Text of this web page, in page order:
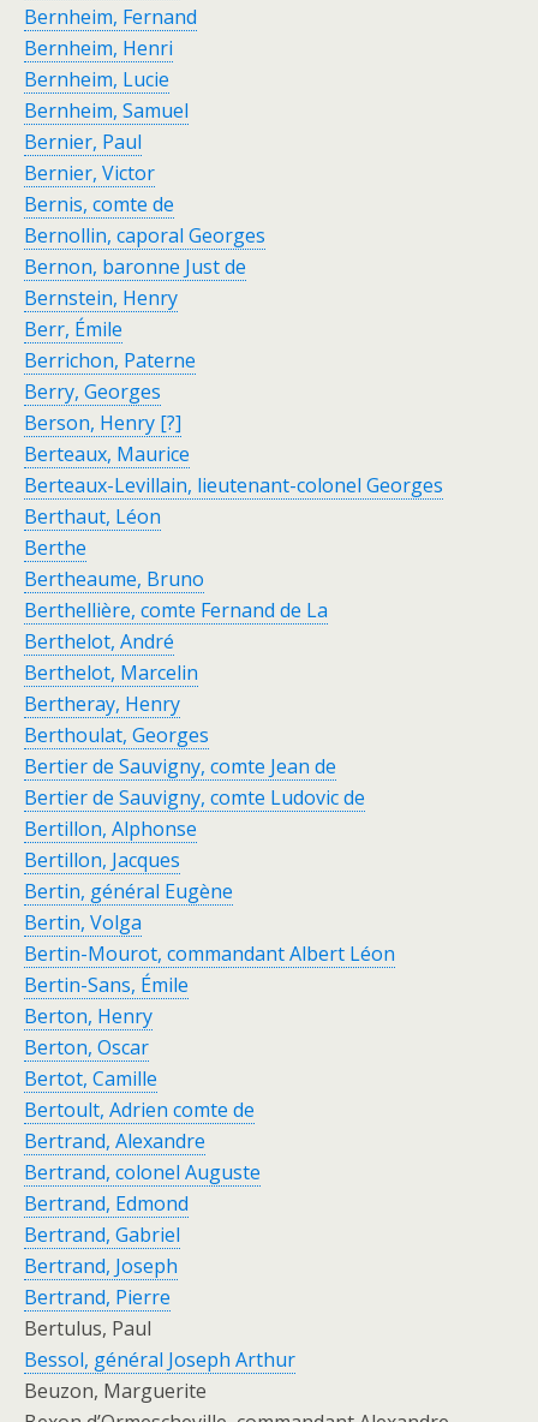
Bernheim, Fernand
Bernheim, Henri
Bernheim, Lucie
Bernheim, Samuel
Bernier, Paul
Bernier, Victor
Bernis, comte de
Bernollin, caporal Georges
Bernon, baronne Just de
Bernstein, Henry
Berr, Émile
Berrichon, Paterne
Berry, Georges
Berson, Henry [?]
Berteaux, Maurice
Berteaux-Levillain, lieutenant-colonel Georges
Berthaut, Léon
Berthe
Bertheaume, Bruno
Berthellière, comte Fernand de La
Berthelot, André
Berthelot, Marcelin
Bertheray, Henry
Berthoulat, Georges
Bertier de Sauvigny, comte Jean de
Bertier de Sauvigny, comte Ludovic de
Bertillon, Alphonse
Bertillon, Jacques
Bertin, général Eugène
Bertin, Volga
Bertin-Mourot, commandant Albert Léon
Bertin-Sans, Émile
Berton, Henry
Berton, Oscar
Bertot, Camille
Bertoult, Adrien comte de
Bertrand, Alexandre
Bertrand, colonel Auguste
Bertrand, Edmond
Bertrand, Gabriel
Bertrand, Joseph
Bertrand, Pierre
Bertulus, Paul
Bessol, général Joseph Arthur
Beuzon, Marguerite